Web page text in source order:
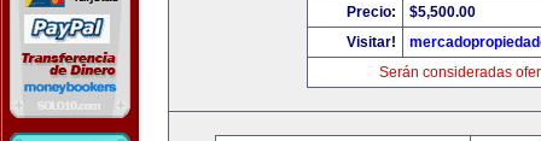
Precio:
$5,500.00
Visitar!
Serán consideradas